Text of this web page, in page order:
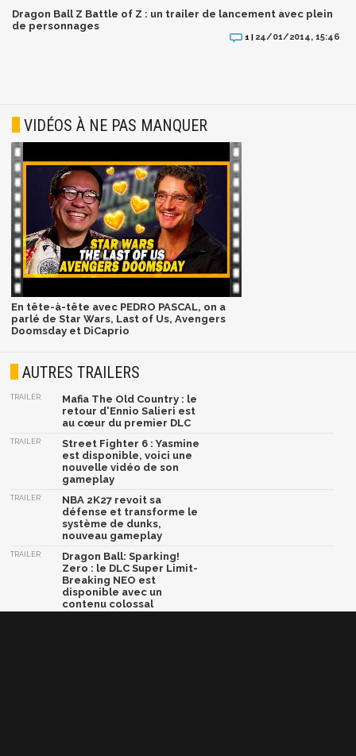
Dragon Ball Z Battle of Z : un trailer de lancement avec plein
de personnages
1 | 24/01/2014, 15:46
VIDÉOS À NE PAS MANQUER
En tête-à-tête avec PEDRO PASCAL, on a
parlé de Star Wars, Last of Us, Avengers
Doomsday et DiCaprio
AUTRES TRAILERS
TRAILER
Mafia The Old Country : le
retour d'Ennio Salieri est
au cœur du premier DLC
TRAILER
Street Fighter 6 : Yasmine
est disponible, voici une
nouvelle vidéo de son
gameplay
TRAILER
NBA 2K27 revoit sa
défense et transforme le
système de dunks,
nouveau gameplay
TRAILER
Dragon Ball: Sparking!
Zero : le DLC Super Limit-
Breaking NEO est
disponible avec un
contenu colossal